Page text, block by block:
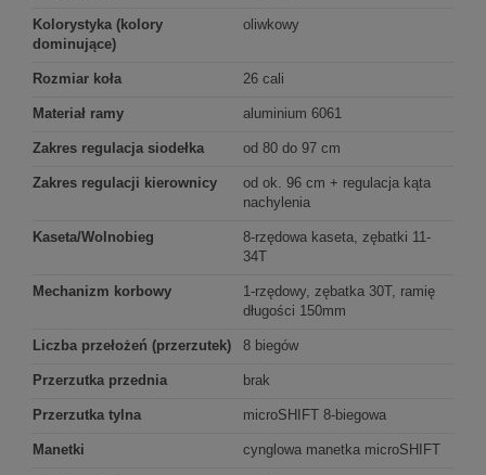
Kolorystyka (kolory
dominujące)
oliwkowy
Rozmiar koła 26 cali
Materiał ramy aluminium 6061
Zakres regulacja siodełka od 80 do 97 cm
Zakres regulacji kierownicy
od ok. 96 cm + regulacja kąta
nachylenia
Kaseta/Wolnobieg
8-rzędowa kaseta, zębatki 11-
34T
Mechanizm korbowy
1-rzędowy, zębatka 30T, ramię
długości 150mm
Liczba przełożeń (przerzutek) 8 biegów
Przerzutka przednia brak
Przerzutka tylna microSHIFT 8-biegowa
Manetki cynglowa manetka microSHIFT